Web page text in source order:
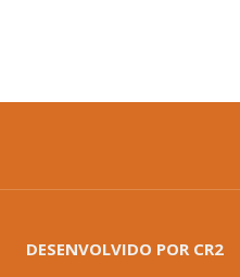
DESENVOLVIDO POR CR2